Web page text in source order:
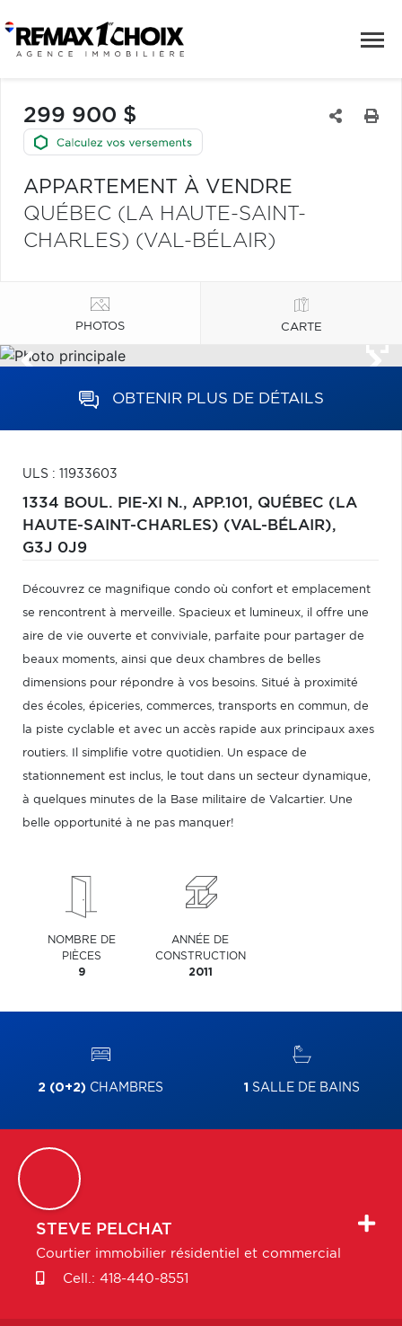
299 900 $
APPARTEMENT À VENDRE
QUÉBEC (LA HAUTE-SAINT-
CHARLES) (VAL-BÉLAIR)
PHOTOS CARTE
OBTENIR PLUS DE DÉTAILS
ULS : 11933603
1334 BOUL. PIE-XI N., APP.101, QUÉBEC (LA
HAUTE-SAINT-CHARLES) (VAL-BÉLAIR),
G3J 0J9
Découvrez ce magnifique condo où confort et emplacement
se rencontrent à merveille. Spacieux et lumineux, il offre une
aire de vie ouverte et conviviale, parfaite pour partager de
beaux moments, ainsi que deux chambres de belles
dimensions pour répondre à vos besoins. Situé à proximité
des écoles, épiceries, commerces, transports en commun, de
la piste cyclable et avec un accès rapide aux principaux axes
routiers. Il simplifie votre quotidien. Un espace de
stationnement est inclus, le tout dans un secteur dynamique,
à quelques minutes de la Base militaire de Valcartier. Une
belle opportunité à ne pas manquer!
NOMBRE DE
PIÈCES
9
ANNÉE DE
CONSTRUCTION
2011
2 (0+2) CHAMBRES 1 SALLE DE BAINS
STEVE PELCHAT
Courtier immobilier résidentiel et commercial
Cell.: 418-440-8551